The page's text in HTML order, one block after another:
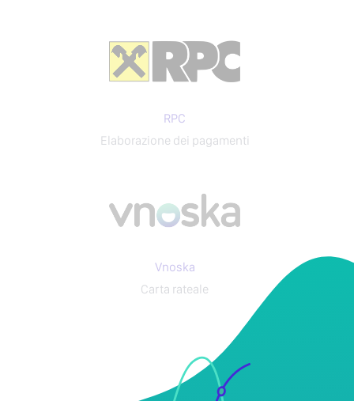
RPC
Elaborazione dei pagamenti
Vnoska
Carta rateale